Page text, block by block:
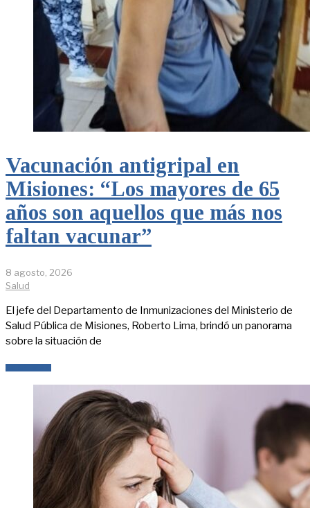
Vacunación antigripal en
Misiones: “Los mayores de 65
años son aquellos que más nos
faltan vacunar”
8 agosto, 2026
Salud
El jefe del Departamento de Inmunizaciones del Ministerio de
Salud Pública de Misiones, Roberto Lima, brindó un panorama
sobre la situación de